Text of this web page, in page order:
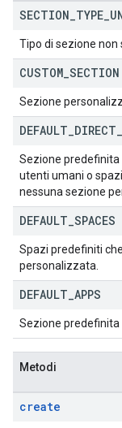
SECTION TYPE
Tipo di sezione non
CUSTOM SECTION
Sezione
DEFAULT DIRECT
Sezione
utenti umani o spazi
nessuna sezione
DEFAULT SPACES
Spazi predefiniti
personalizzata.
DEFAULT APPS
Sezione predefinita
Metodi
create